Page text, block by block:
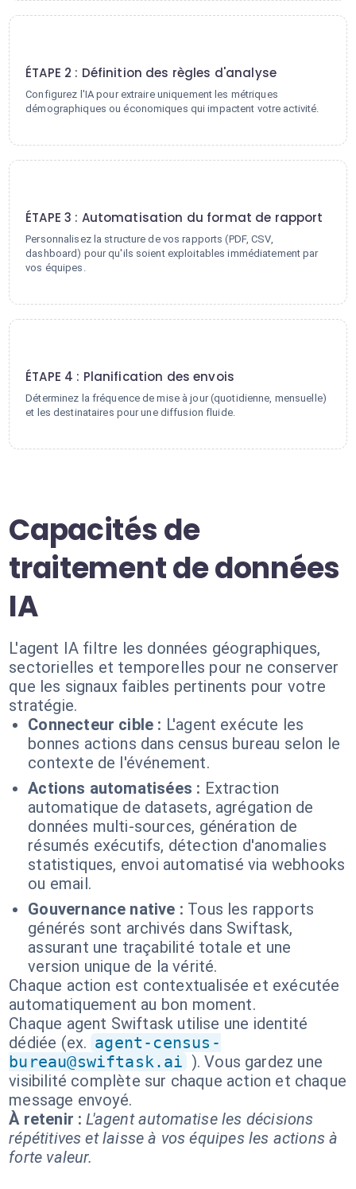
ÉTAPE 2 : Définition des règles d'analyse
Configurez l'IA pour extraire uniquement les métriques
démographiques ou économiques qui impactent votre activité.
ÉTAPE 3 : Automatisation du format de rapport
Personnalisez la structure de vos rapports (PDF, CSV,
dashboard) pour qu'ils soient exploitables immédiatement par
vos équipes.
ÉTAPE 4 : Planification des envois
Déterminez la fréquence de mise à jour (quotidienne, mensuelle)
et les destinataires pour une diffusion fluide.
Capacités de
traitement de données
IA
L'agent IA filtre les données géographiques,
sectorielles et temporelles pour ne conserver
que les signaux faibles pertinents pour votre
stratégie.
Connecteur cible : L'agent exécute les
bonnes actions dans census bureau selon le
contexte de l'événement.
Actions automatisées : Extraction
automatique de datasets, agrégation de
données multi-sources, génération de
résumés exécutifs, détection d'anomalies
statistiques, envoi automatisé via webhooks
ou email.
Gouvernance native : Tous les rapports
générés sont archivés dans Swiftask,
assurant une traçabilité totale et une
version unique de la vérité.
Chaque action est contextualisée et exécutée
automatiquement au bon moment.
Chaque agent Swiftask utilise une identité
dédiée (ex. agent-census-
bureau@swiftask.ai ). Vous gardez une
visibilité complète sur chaque action et chaque
message envoyé.
À retenir : L'agent automatise les décisions
répétitives et laisse à vos équipes les actions à
forte valeur.